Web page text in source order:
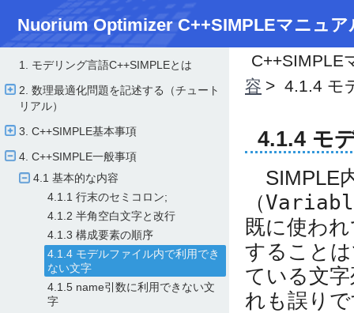
Nuorium Optimizer C++SIMPLEマニュア
1. モデリング言語C++SIMPLEとは
2. 数理最適化問題を記述する（チュート
リアル）
3. C++SIMPLE基本事項
4. C++SIMPLE一般事項
4.1 基本的な内容
4.1.1 行末のセミコロン;
4.1.2 半角空白文字と改行
4.1.3 構成要素の順序
4.1.4 モデルファイル内で利用でき
ない文字
4.1.5 name引数に利用できない文
字
C++SIMPLE
容
4.1.4 モ
4.1.4 モ
SIMPLE
（
既に使わ
すること
ている文
れも誤り